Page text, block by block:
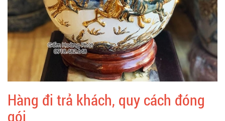
Hàng đi trả khách, quy cách đóng
gói